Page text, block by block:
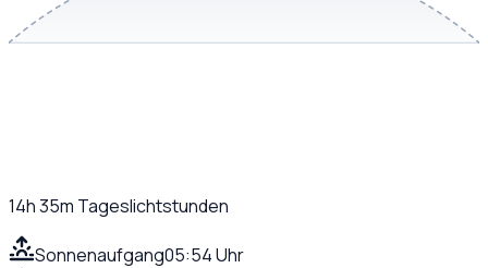
14h 35m Tageslichtstunden
Sonnenaufgang05:54 Uhr